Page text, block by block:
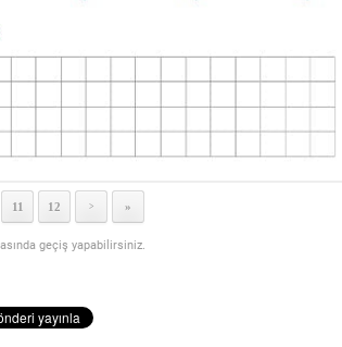
11 12 > »
geçiş yapabilirsiniz.